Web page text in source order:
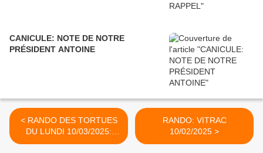
CANICULE: NOTE DE NOTRE
PRÉSIDENT ANTOINE
< RANDO DES TORTUES
DU LUNDI 10/03/2025:
MODIFICATION
RANDO: VITRAC
10/02/2025 >